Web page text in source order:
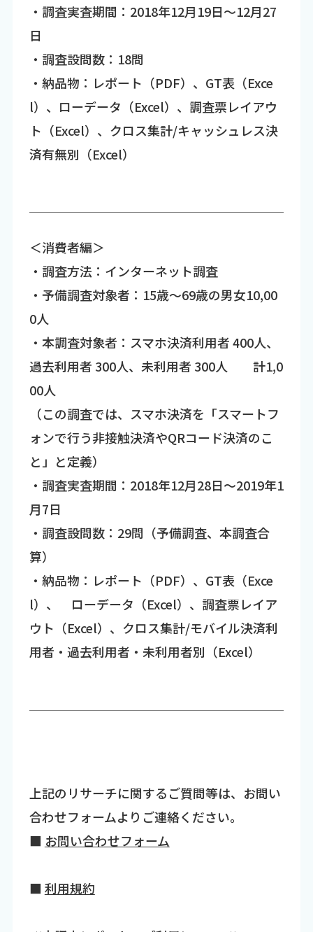
・調査実査期間：2018年12月19日～12月27
日
・調査設問数：18問
・納品物：レポート（PDF）、GT表（Exce
l）、ローデータ（Excel）、調査票レイアウ
ト（Excel）、クロス集計/キャッシュレス決
済有無別（Excel）
＜消費者編＞
・調査方法：インターネット調査
・予備調査対象者：15歳～69歳の男女10,00
0人
・本調査対象者：スマホ決済利用者 400人、
過去利用者 300人、未利用者 300人 計1,0
00人
（この調査では、スマホ決済を「スマートフ
ォンで行う非接触決済やQRコード決済のこ
と」と定義）
・調査実査期間：2018年12月28日～2019年1
月7日
・調査設問数：29問（予備調査、本調査合
算）
・納品物：レポート（PDF）、GT表（Exce
l）、 ローデータ（Excel）、調査票レイア
ウト（Excel）、クロス集計/モバイル決済利
用者・過去利用者・未利用者別（Excel）
上記のリサーチに関するご質問等は、お問い
合わせフォームよりご連絡ください。
■ お問い合わせフォーム
■ 利用規約